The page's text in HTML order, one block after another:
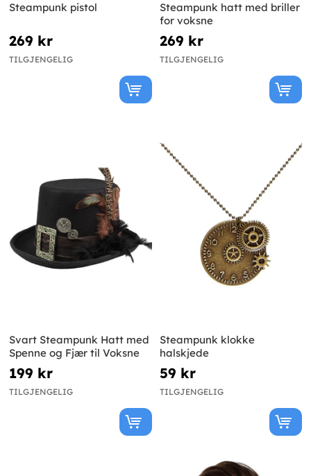
Steampunk pistol
269 kr
TILGJENGELIG
Steampunk hatt med briller
for voksne
269 kr
TILGJENGELIG
Svart Steampunk Hatt med
Spenne og Fjær til Voksne
199 kr
TILGJENGELIG
Steampunk klokke
halskjede
59 kr
TILGJENGELIG